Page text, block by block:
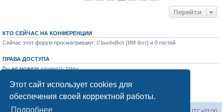
Этот сайт использует cookies для
обеспечения своей корректной работы.
Подробнее
Перейти
КТО СЕЙЧАС НА КОНФЕРЕНЦИИ
Сейчас этот форум просматривают: ClaudeBot [ИИ бот] и 0 гостей
ПРАВА ДОСТУПА
Выне можетеначинать темы
Выне можетередактировать свои сообщения
Выне можете удалять свои сообщения
Выне можетедобавлять вложения